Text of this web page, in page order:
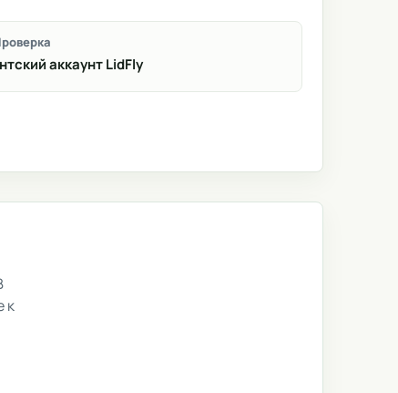
аккаунт LidFly
к